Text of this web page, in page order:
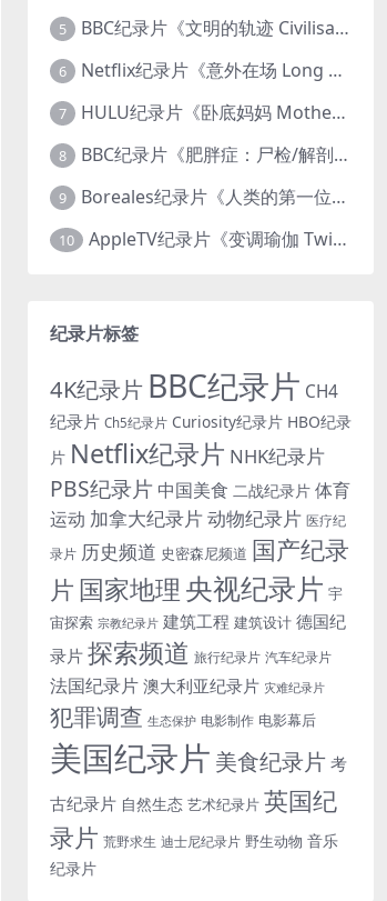
5 BBC纪录片《文明的轨迹 Civilisations 1969》全13集 英语中英双字 高清收藏版 1080P/MKV/64.1G 西方艺术史话
6 Netflix纪录片《意外在场 Long Shot 2017》英语中字 720P/NKV/1.06GB 美国谋杀误判案件
7 HULU纪录片《卧底妈妈 Mother Undercover 2023》全4集 英语中英双字 官方纯净版 1080P/MKV/7.6G 拯救孩子
8 BBC纪录片《肥胖症：尸检/解剖肥胖 Obesity: The Post Mortem 2016》英语中英双字 无水印纯净版 1080P/MKV/1.03G
9 Boreales纪录片《人类的第一位动物朋友：人类和狗的神奇故事 Man’s First Friend 2018》英语中英双字 1080P/MP4/1.8G 狗的神奇故事
10 AppleTV纪录片《变调瑜伽 Twisted Yoga 2026》全3集 英语中英双字 无水印纯净版 1080P/MKV/10G 瑜伽大师背后的真相
纪录片标签
4K纪录片 BBC纪录片 CH4
纪录片 Ch5纪录片 Curiosity纪录片 HBO纪录
片 Netflix纪录片 NHK纪录片
PBS纪录片 中国美食 二战纪录片 体育
运动 加拿大纪录片动物纪录片 医疗纪
录片 历史频道 史密森尼频道 国产纪录
片 国家地理 央视纪录片 宇
宙探索 宗教纪录片 建筑工程 建筑设计 德国纪
录片 探索频道 旅行纪录片 汽车纪录片
法国纪录片 澳大利亚纪录片 灾难纪录片
犯罪调查 生态保护 电影制作 电影幕后
美国纪录片 美食纪录片考
古纪录片 自然生态 艺术纪录片 英国纪
录片 荒野求生 迪士尼纪录片 野生动物 音乐
纪录片